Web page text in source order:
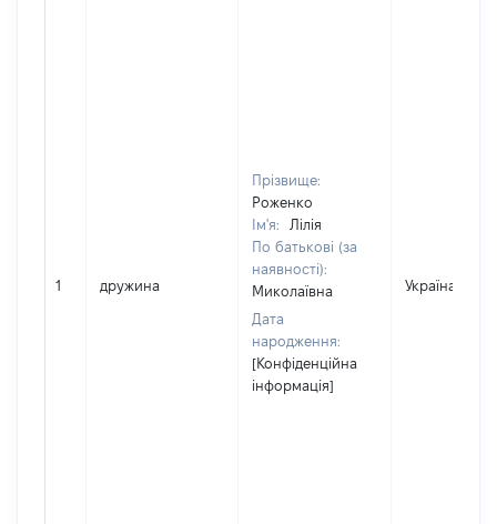
1 дружина
Прізвище:
Роженко
Ім'я:
Лілія
По батькові (за
наявності):
Миколаївна
Дата
народження:
[Конфіденційна
інформація]
Україна